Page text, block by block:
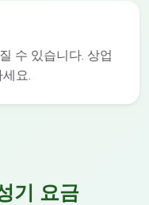
수 있습니다. 상업
요.
기 요금